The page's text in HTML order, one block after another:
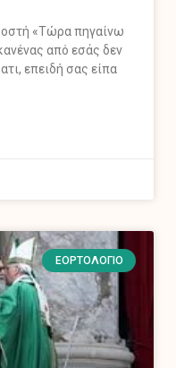
«Τώρα πηγαίνω
από εσάς δεν
επειδή σας είπα
ΕΟΡΤΟΛΌΓΙΟ